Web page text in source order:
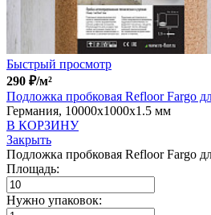
Быстрый просмотр
290 ₽/м²
Подложка пробковая Refloor Fargo
Германия, 10000x1000x1.5 мм
В КОРЗИНУ
Закрыть
Подложка пробковая Refloor Fargo
Площадь:
Нужно упаковок: